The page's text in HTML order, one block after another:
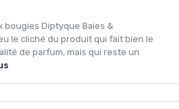
bougies Diptyque Baies &
le cliché du produit qui fait bien le
de parfum, mais qui reste un